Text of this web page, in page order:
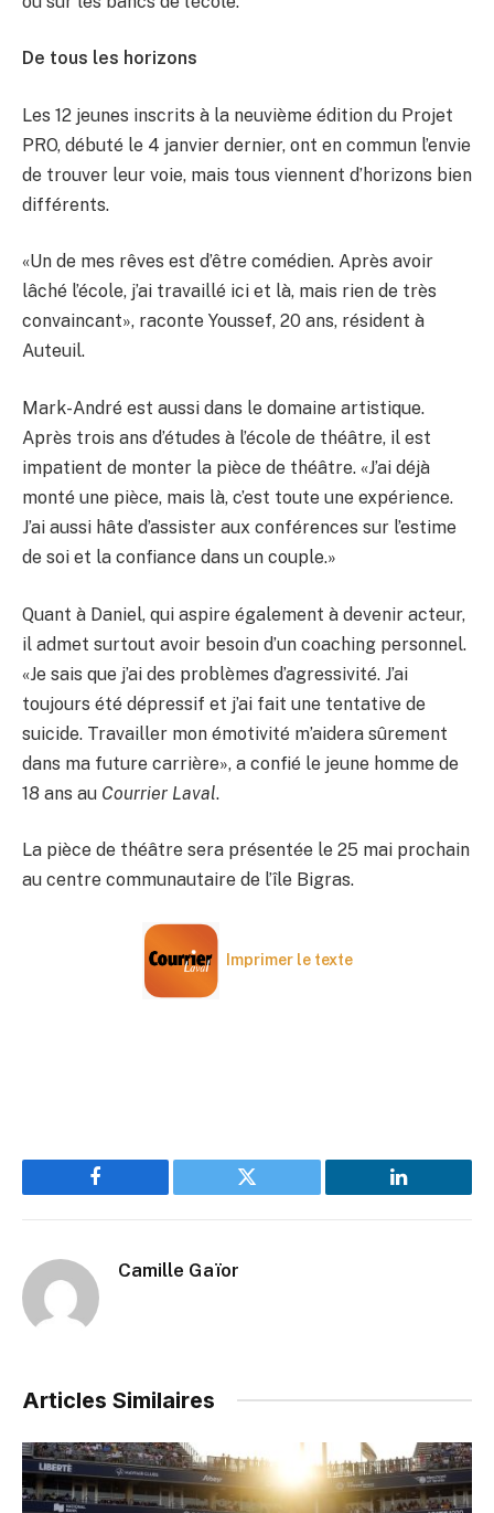
De tous les horizons
Les 12 jeunes inscrits à la neuvième édition du Projet
PRO, débuté le 4 janvier dernier, ont en commun l’envie
de trouver leur voie, mais tous viennent d’horizons bien
différents.
«Un de mes rêves est d’être comédien. Après avoir
lâché l’école, j’ai travaillé ici et là, mais rien de très
convaincant», raconte Youssef, 20 ans, résident à
Auteuil.
Mark-André est aussi dans le domaine artistique.
Après trois ans d’études à l’école de théâtre, il est
impatient de monter la pièce de théâtre. «J’ai déjà
monté une pièce, mais là, c’est toute une expérience.
J’ai aussi hâte d’assister aux conférences sur l’estime
de soi et la confiance dans un couple.»
Quant à Daniel, qui aspire également à devenir acteur,
il admet surtout avoir besoin d’un coaching personnel.
«Je sais que j’ai des problèmes d’agressivité. J’ai
toujours été dépressif et j’ai fait une tentative de
suicide. Travailler mon émotivité m’aidera sûrement
dans ma future carrière», a confié le jeune homme de
18 ans au Courrier Laval.
La pièce de théâtre sera présentée le 25 mai prochain
au centre communautaire de l’île Bigras.
Imprimer le texte
Facebook Twitter LinkedIn
Camille Gaïor
Articles Similaires